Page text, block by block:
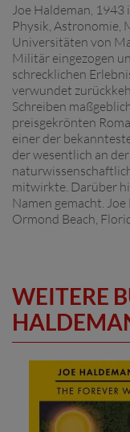
Joe Haldeman,
Physik, Astronomie,
Universitäten von
Militär eingezogen
schrecklichen
verwundet
Schreiben
preisgekrönten
einer der
der wesentlich an
mitwirkte. Darüber
Namen gemacht.
Ormond Beach,
WEITERE